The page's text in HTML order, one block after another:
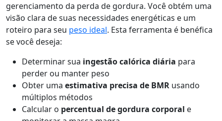
gerenciamento da perda de gordura. Você obtém uma
visão clara de suas necessidades energéticas e um
roteiro para seu peso ideal. Esta ferramenta é benéfica
se você deseja:
Determinar sua ingestão calórica diária para
perder ou manter peso
Obter uma estimativa precisa de BMR usando
múltiplos métodos
Calcular o percentual de gordura corporal e